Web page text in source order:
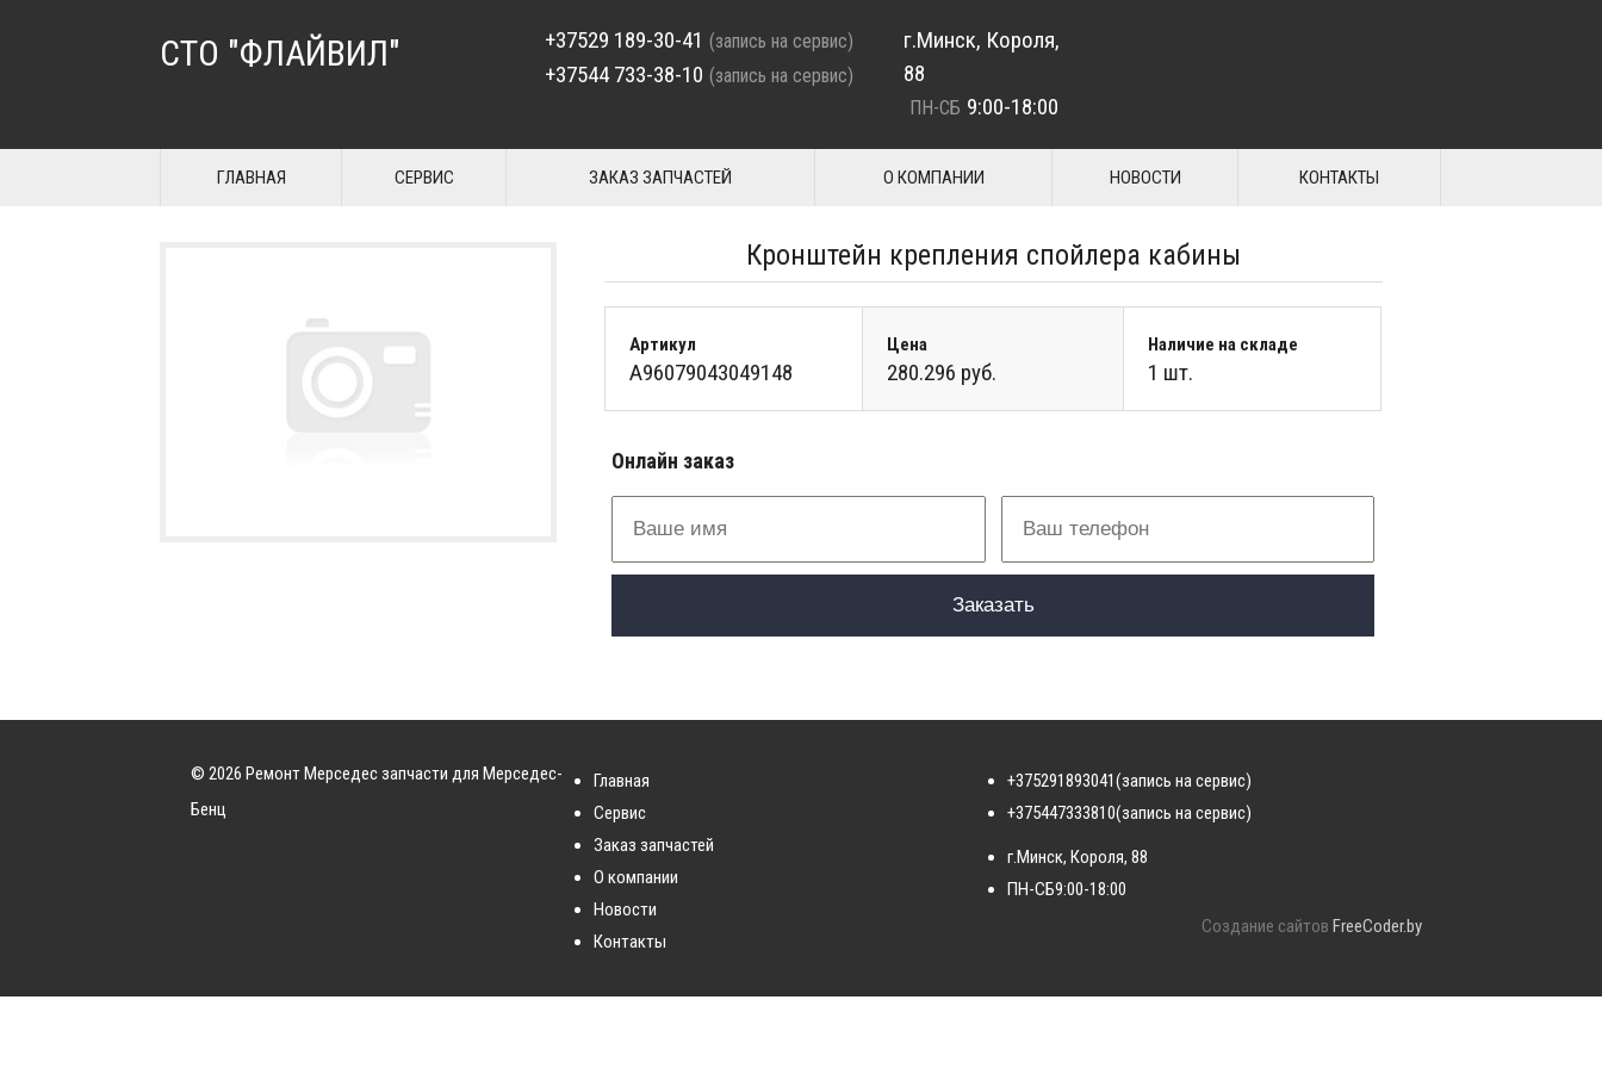
СТО "ФЛАЙВИЛ" +37529 189-30-41 (запись на сервис)
+37544 733-38-10 (запись на сервис)
г.Минск, Короля,
88
ПН-СБ 9:00-18:00
ГЛАВНАЯ СЕРВИС ЗАКАЗ ЗАПЧАСТЕЙ О КОМПАНИИ НОВОСТИ КОНТАКТЫ
Кронштейн крепления спойлера кабины
Артикул
A96079043049148
Цена
280.296 руб.
Наличие на складе
1 шт.
Онлайн заказ
© 2026 Ремонт Мерседес запчасти для Мерседес-
Бенц
Главная
Сервис
Заказ запчастей
О компании
Новости
Контакты
+375291893041(запись на сервис)
+375447333810(запись на сервис)
г.Минск, Короля, 88
ПН-СБ9:00-18:00
Создание сайтов FreeCoder.by